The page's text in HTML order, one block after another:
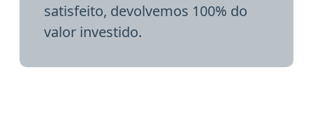
satisfeito, devolvemos 100% do
valor investido.